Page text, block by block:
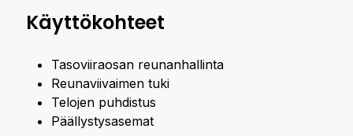
Käyttökohteet
Tasoviiraosan reunanhallinta
Reunaviivaimen tuki
Telojen puhdistus
Päällystysasemat